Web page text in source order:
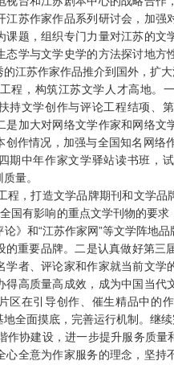
江苏作家作品系列研讨会，加强
课题，组织专门力量对江苏的文
态学与文学史学的方法探讨地方
江苏作家作品推介到国外，扩大
构筑江苏文学人才高地。一
持文学创作与评论工程结项、
是加大对网络文学作家和网络文
创作情况，加强与全国知名网络
期中年作家文学驿站读书班，
量。
打造文学品牌期刊和文学品
国有影响的重点文学刊物的要
》和“江苏作家网”等文学阵地
的重要品牌。二是认真做好第三
学者、评论家和作家就当前文学
得高质量高成效，成为中国当
区在引导创作、催生精品中的
全面摸底，完善运行机制。继续
建设，进一步提升服务质量
心全意为作家服务的理念，坚持